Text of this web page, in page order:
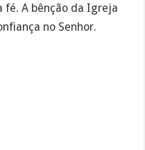
fé. A bênção da Igreja
no Senhor.